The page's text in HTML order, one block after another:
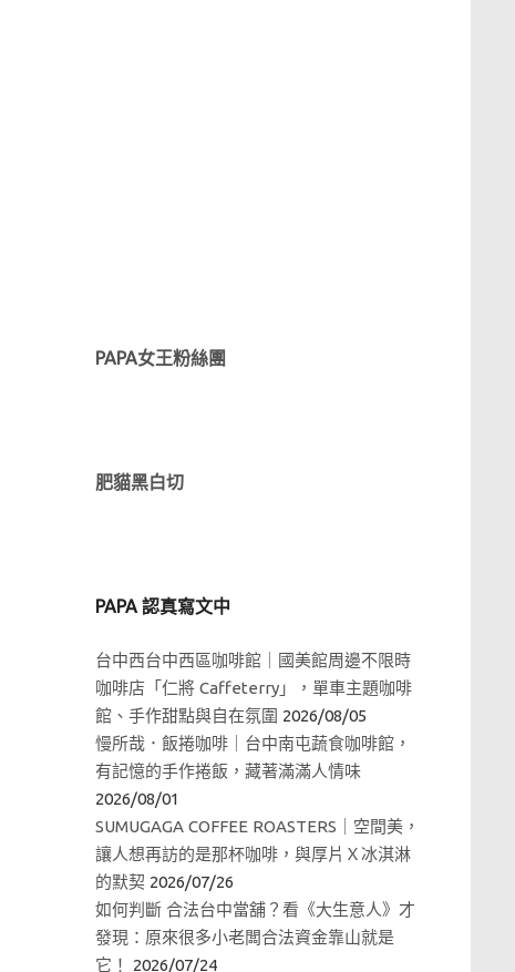
PAPA女王粉絲團
肥貓黑白切
PAPA 認真寫文中
台中西台中西區咖啡館｜國美館周邊不限時
咖啡店「仁將 Caffeterry」，單車主題咖啡
館、手作甜點與自在氛圍 2026/08/05
慢所哉．飯捲咖啡｜台中南屯蔬食咖啡館，
有記憶的手作捲飯，藏著滿滿人情味
2026/08/01
SUMUGAGA COFFEE ROASTERS｜空間美，
讓人想再訪的是那杯咖啡，與厚片Ｘ冰淇淋
的默契 2026/07/26
如何判斷 合法台中當舖？看《大生意人》才
發現：原來很多小老闆合法資金靠山就是
它！
2026/07/24